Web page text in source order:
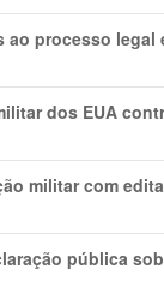
ao processo
dos EUA
militar com
pública